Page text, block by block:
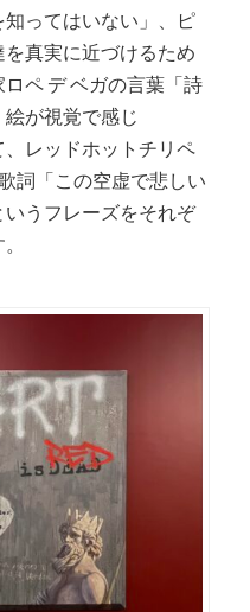
ってはいない」、ピ
真実に近づけるため
ペ デ ベガの言葉「詩
が視覚で感じ
レッドホットチリペ
詞「この空虚で悲しい
うフレーズをそれぞ